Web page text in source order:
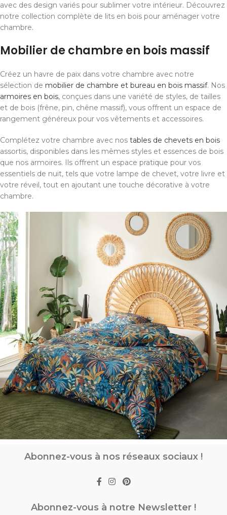
avec des design variés pour sublimer votre intérieur. Découvrez
notre collection complète de lits en bois pour aménager votre
chambre.
Mobilier de chambre en bois massif
Créez un havre de paix dans votre chambre avec notre
sélection de mobilier de chambre et bureau en bois massif. Nos
armoires en bois, conçues dans une variété de styles, de tailles
et de bois (frêne, pin, chêne massif), vous offrent un espace de
rangement généreux pour vos vêtements et accessoires.
Complétez votre chambre avec nos tables de chevets en bois
assortis, disponibles dans les mêmes styles et essences de bois
que nos armoires. Ils offrent un espace pratique pour vos
essentiels de nuit, tels que votre lampe de chevet, votre livre et
votre réveil, tout en ajoutant une touche décorative à votre
chambre.
Abonnez-vous à nos réseaux sociaux !
Abonnez-vous à notre Newsletter !